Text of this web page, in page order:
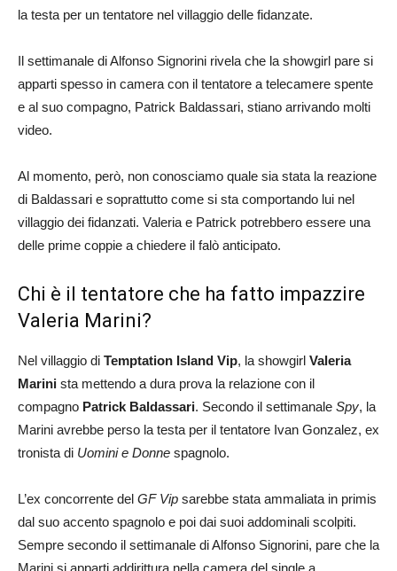
la testa per un tentatore nel villaggio delle fidanzate.
Il settimanale di Alfonso Signorini rivela che la showgirl pare si
apparti spesso in camera con il tentatore a telecamere spente
e al suo compagno, Patrick Baldassari, stiano arrivando molti
video.
Al momento, però, non conosciamo quale sia stata la reazione
di Baldassari e soprattutto come si sta comportando lui nel
villaggio dei fidanzati. Valeria e Patrick potrebbero essere una
delle prime coppie a chiedere il falò anticipato.
Chi è il tentatore che ha fatto impazzire
Valeria Marini?
Nel villaggio di Temptation Island Vip, la showgirl Valeria
Marini sta mettendo a dura prova la relazione con il
compagno Patrick Baldassari. Secondo il settimanale Spy, la
Marini avrebbe perso la testa per il tentatore Ivan Gonzalez, ex
tronista di Uomini e Donne spagnolo.
L’ex concorrente del GF Vip sarebbe stata ammaliata in primis
dal suo accento spagnolo e poi dai suoi addominali scolpiti.
Sempre secondo il settimanale di Alfonso Signorini, pare che la
Marini si apparti addirittura nella camera del single a